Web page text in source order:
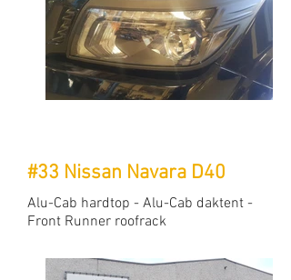
#33 Nissan Navara D40
Alu-Cab hardtop - Alu-Cab daktent -
Front Runner roofrack